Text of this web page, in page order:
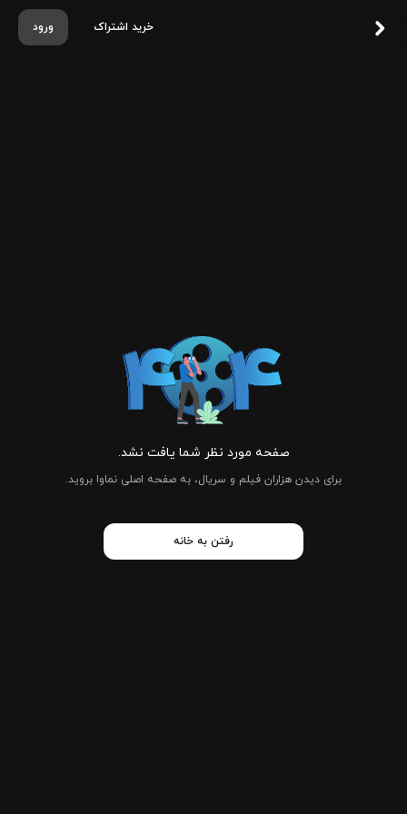
ورود خرید اشتراک
صفحه مورد نظر شما یافت نشد.
برای دیدن هزاران فیلم و سریال، به صفحه اصلی نماوا بروید.
رفتن به خانه